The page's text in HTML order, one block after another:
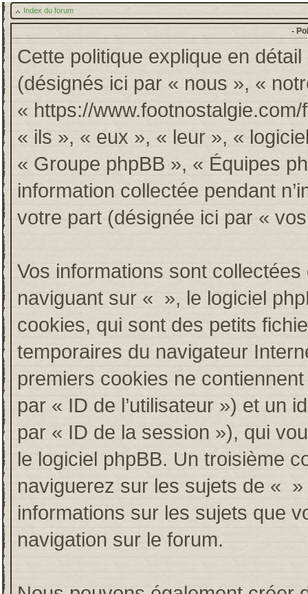
Index du forum
-
Cette politique explique en
(désignés ici par « nous », «
« https://
« ils », « eux », « leur », «
« Groupe phpBB », « Équipes
information collectée pendant
votre part (désignée ici par «
Vos informations sont
naviguant sur « », le logiciel
cookies, qui sont des petits
temporaires du navigateur
premiers cookies ne
par « ID de l’utilisateur ») et un
par « ID de la session »), qui
le logiciel phpBB. Un troisième
naviguerez sur les sujets de «
informations sur les sujets que
navigation sur le forum.